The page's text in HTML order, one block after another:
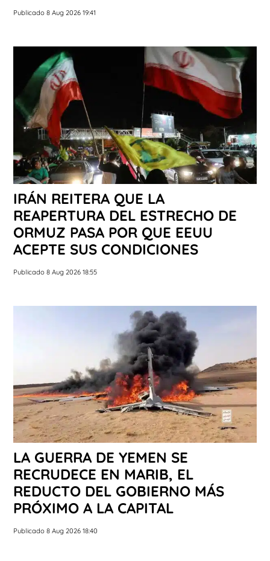
Publicado 8 Aug 2026 19:41
IRÁN REITERA QUE LA
REAPERTURA DEL ESTRECHO DE
ORMUZ PASA POR QUE EEUU
ACEPTE SUS CONDICIONES
Publicado 8 Aug 2026 18:55
LA GUERRA DE YEMEN SE
RECRUDECE EN MARIB, EL
REDUCTO DEL GOBIERNO MÁS
PRÓXIMO A LA CAPITAL
Publicado 8 Aug 2026 18:40